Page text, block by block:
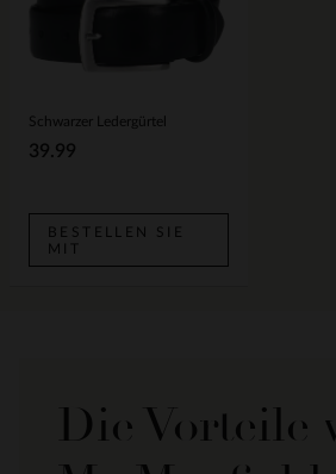
Schwarzer Ledergürtel
39.99
BESTELLEN SIE
MIT
Die Vorteile